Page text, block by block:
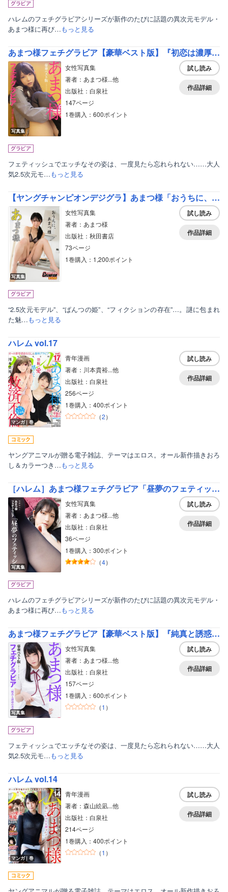
ハレムのフェチグラビアシリーズが新作のたびに話題の異次元モデル・
あまつ様に再び…もっと見る
あまつ様フェチグラビア【豪華ベスト版】『初恋は濃厚な溺愛』
写真集
女性写真集
著者：あまつ様...他
出版社：白泉社
147ページ
1巻購入：600ポイント
試し読み
作品詳細
フェティッシュでエッチなその姿は、一度見たら忘れられない……大人
気2.5次元モ…もっと見る
【ヤングチャンピオンデジグラ】あまつ様「おうちに、あまつ様」
写真集
女性写真集
著者：あまつ様
出版社：秋田書店
73ページ
1巻購入：1,200ポイント
試し読み
作品詳細
“2.5次元モデル”、“ぱんつの姫”、“フィクションの存在”…。謎に包まれ
た魅…もっと見る
ハレム vol.17
マンガ｜巻
青年漫画
著者：川本貴裕...他
出版社：白泉社
256ページ
1巻購入：400ポイント
（2）
試し読み
作品詳細
ヤングアニマルが贈る電子雑誌、テーマはエロス。オール新作描きおろ
し＆カラーつき…もっと見る
［ハレム］あまつ様フェチグラビア「昼夢のフェティッシュ」【美麗版32P】
写真集
女性写真集
著者：あまつ様...他
出版社：白泉社
36ページ
1巻購入：300ポイント
（4）
試し読み
作品詳細
ハレムのフェチグラビアシリーズが新作のたびに話題の異次元モデル・
あまつ様に再び…もっと見る
あまつ様フェチグラビア【豪華ベスト版】『純真と誘惑の青春』
写真集
女性写真集
著者：あまつ様...他
出版社：白泉社
157ページ
1巻購入：600ポイント
（1 ）
試し読み
作品詳細
フェティッシュでエッチなその姿は、一度見たら忘れられない……大人
気2.5次元モ…もっと見る
ハレム vol.14
マンガ｜巻
青年漫画
著者：森山絵凪...他
出版社：白泉社
214ページ
1巻購入：400ポイント
（1 ）
試し読み
作品詳細